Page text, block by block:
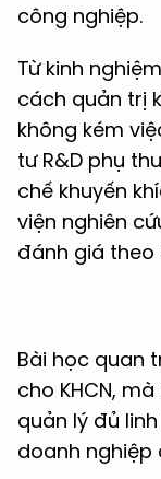
công nghiệp.
Từ kinh
cách quản trị
không kém
tư R&D phụ
chế khuyến
viện nghiên
đánh giá theo
Bài học quan
cho KHCN,
quản lý đủ
doanh nghiệp